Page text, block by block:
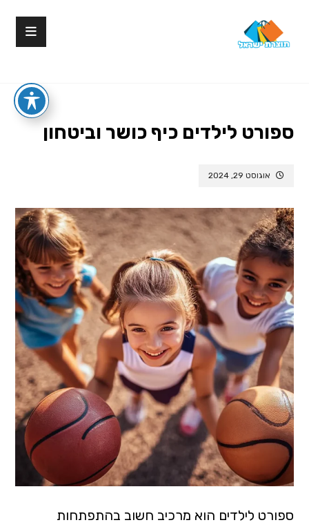
ספורט לילדים כיף כושר וביטחון
אוגוסט 29, 2024
ספורט לילדים הוא מרכיב חשוב בהתפתחות